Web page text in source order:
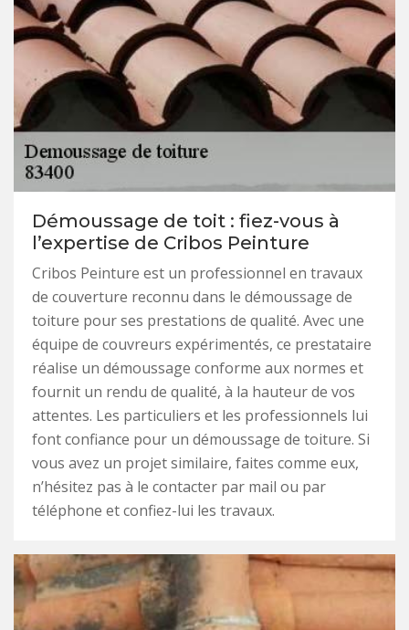
Démoussage de toit : fiez-vous à
l’expertise de Cribos Peinture
Cribos Peinture est un professionnel en travaux
de couverture reconnu dans le démoussage de
toiture pour ses prestations de qualité. Avec une
équipe de couvreurs expérimentés, ce prestataire
réalise un démoussage conforme aux normes et
fournit un rendu de qualité, à la hauteur de vos
attentes. Les particuliers et les professionnels lui
font confiance pour un démoussage de toiture. Si
vous avez un projet similaire, faites comme eux,
n’hésitez pas à le contacter par mail ou par
téléphone et confiez-lui les travaux.